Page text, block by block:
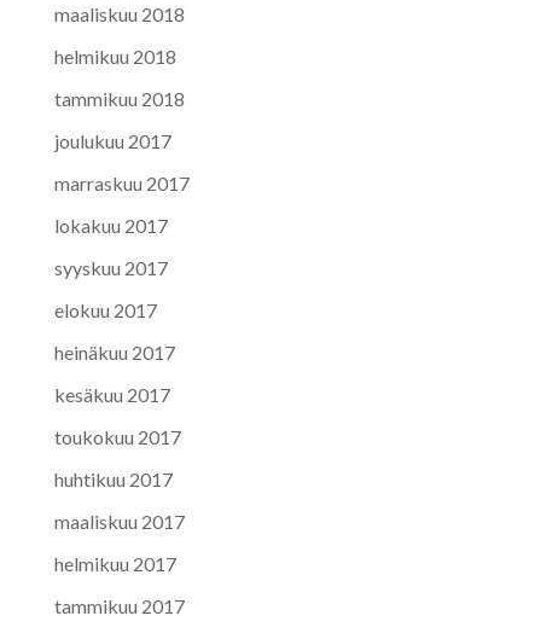
maaliskuu 2018
helmikuu 2018
tammikuu 2018
joulukuu 2017
marraskuu 2017
lokakuu 2017
syyskuu 2017
elokuu 2017
heinäkuu 2017
kesäkuu 2017
toukokuu 2017
huhtikuu 2017
maaliskuu 2017
helmikuu 2017
tammikuu 2017